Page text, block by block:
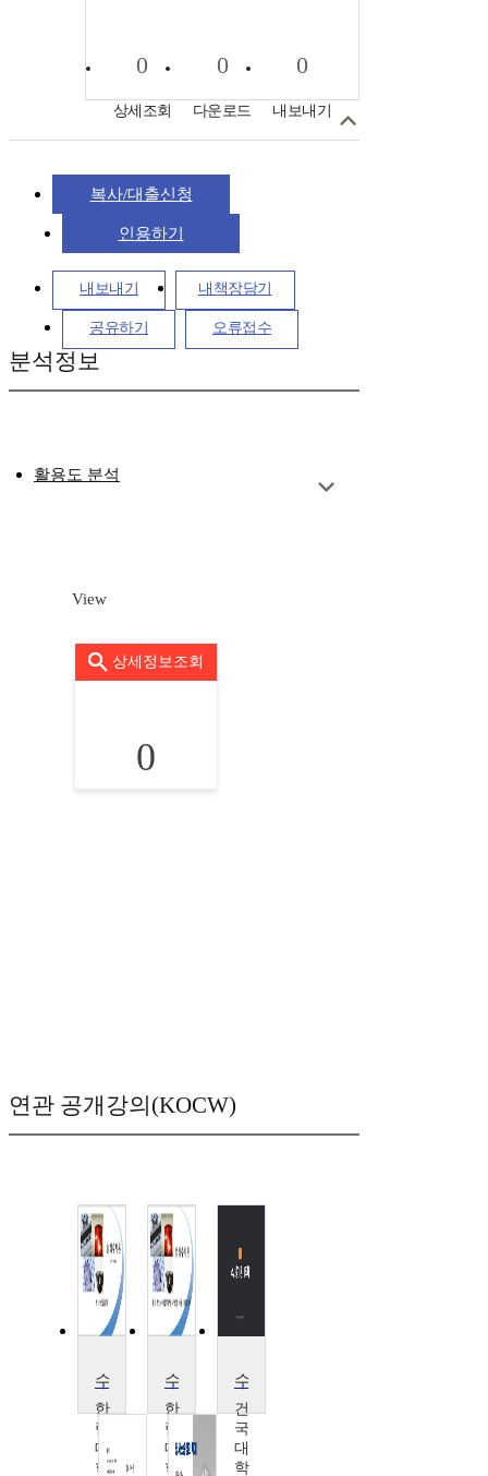
0
상세조회
0
다운로드
0
내보내기
복사/대출신청
인용하기
내보내기 내책장담기
공유하기 오류접수
분석정보
활용도 분석
View
상세정보조회
0
연관 공개강의(KOCW)
한
림
대
학
한
림
대
학
건
국
대
학